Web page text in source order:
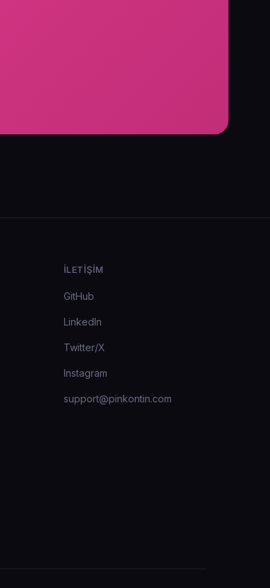
İLETIŞIM
GitHub
LinkedIn
Twitter/X
Instagram
support@pinkontin.com